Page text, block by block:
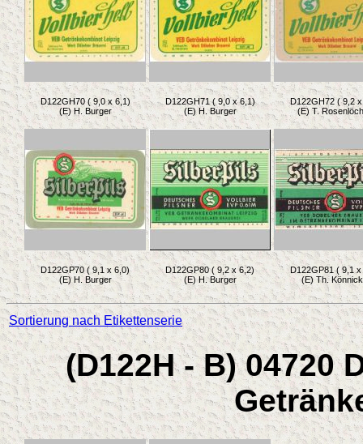
D122GH70 ( 9,0 x 6,1)
(E) H. Burger
D122GH71 ( 9,0 x 6,1)
(E) H. Burger
D122GH72 ( 9,2
(E) T.
D122GP70 ( 9,1 x 6,0)
(E) H. Burger
D122GP80 ( 9,2 x 6,2)
(E) H. Burger
D122GP81 ( 9,1 x
(E) Th.
Sortierung nach Etikettenserie
(D122H - B) 04720